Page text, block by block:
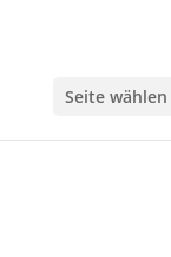
Seite wählen